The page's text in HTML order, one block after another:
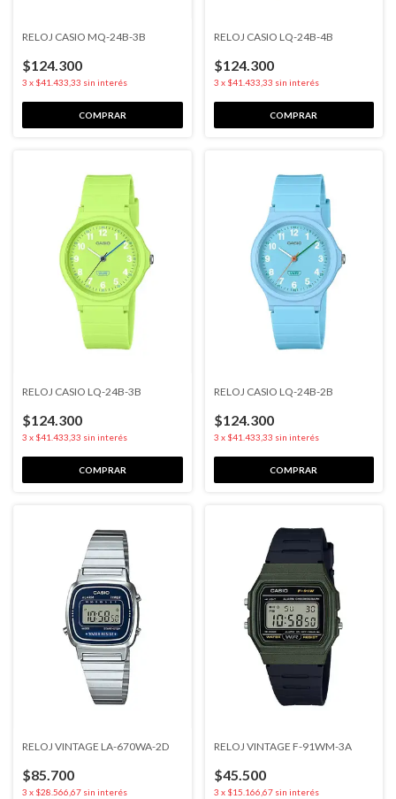
RELOJ CASIO MQ-24B-3B
$124.300
3 x $41.433,33 sin interés
RELOJ CASIO LQ-24B-4B
$124.300
3 x $41.433,33 sin interés
RELOJ CASIO LQ-24B-3B
$124.300
3 x $41.433,33 sin interés
RELOJ CASIO LQ-24B-2B
$124.300
3 x $41.433,33 sin interés
RELOJ VINTAGE LA-670WA-2D
$85.700
3 x $28.566,67 sin interés
RELOJ VINTAGE F-91WM-3A
$45.500
3 x $15.166,67 sin interés